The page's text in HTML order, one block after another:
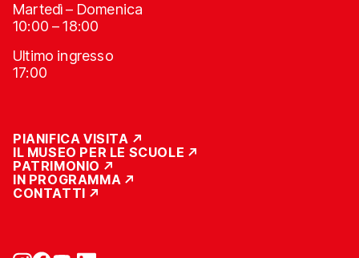
Martedì – Domenica
10:00 – 18:00
Ultimo ingresso
17:00
PIANIFICA VISITA
IL MUSEO PER LE SCUOLE
PATRIMONIO
IN PROGRAMMA
CONTATTI